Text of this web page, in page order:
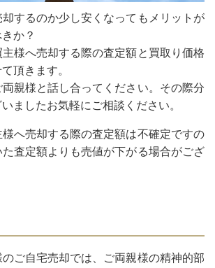
するのか少し安くなってもメリットが
か？
様へ売却する際の査定額と買取り価格
頂きます。
親様と話し合ってください。その際分
ましたお気軽にご相談ください。
へ売却する際の査定額は不確定ですの
査定額よりも売値が下がる場合がござ
ご自宅売却では、ご両親様の精神的部